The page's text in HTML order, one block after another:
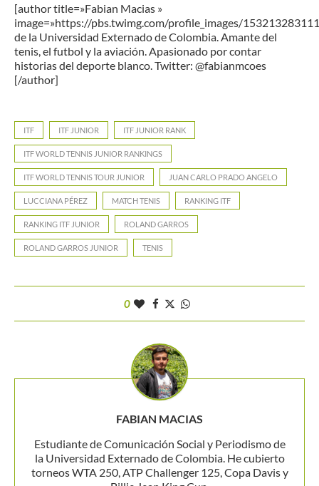
[author title=»Fabian Macias »
image=»https://pbs.twimg.com/profile_images/
de la Universidad Externado de Colombia. Amante del
tenis, el futbol y la aviación. Apasionado por contar
historias del deporte blanco. Twitter: @fabianmcoes
[/author]
ITF ITF JUNIOR ITF JUNIOR RANK
ITF WORLD TENNIS JUNIOR RANKINGS
ITF WORLD TENNIS TOUR JUNIOR JUAN CARLO PRADO ANGELO
LUCCIANA PÉREZ MATCH TENIS RANKING ITF
RANKING ITF JUNIOR ROLAND GARROS
ROLAND GARROS JUNIOR TENIS
0
FABIAN MACIAS
Estudiante de Comunicación Social y Periodismo de
la Universidad Externado de Colombia. He cubierto
torneos WTA 250, ATP Challenger 125, Copa Davis y